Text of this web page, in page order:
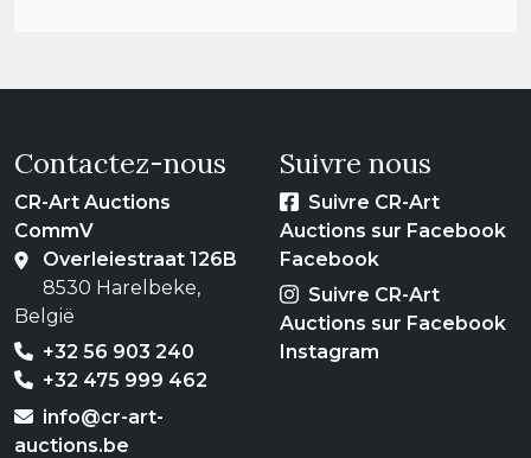
Contactez-nous
CR-Art Auctions
CommV
Overleiestraat 126B
8530 Harelbeke,
België
+32 56 903 240
+32 475 999 462
info@cr-art-
auctions.be
Suivre nous
Suivre CR-Art
Auctions sur Facebook
Facebook
Suivre CR-Art
Auctions sur Facebook
Instagram